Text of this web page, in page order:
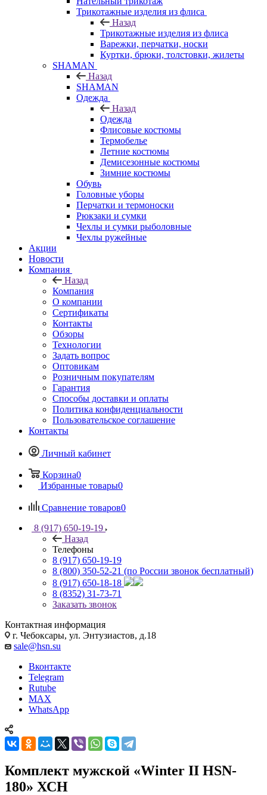
Трикотажные изделия из флиса
Назад
Трикотажные изделия из флиса
Варежки, перчатки, носки
Куртки, брюки, толстовки, жилеты
SHAMAN
Назад
SHAMAN
Одежда
Назад
Одежда
Флисовые костюмы
Термобелье
Летние костюмы
Демисезонные костюмы
Зимние костюмы
Обувь
Головные уборы
Перчатки и термоноски
Рюкзаки и сумки
Чехлы и сумки рыболовные
Чехлы ружейные
Акции
Новости
Компания
Назад
Компания
О компании
Сертификаты
Контакты
Обзоры
Технологии
Задать вопрос
Оптовикам
Розничным покупателям
Гарантия
Способы доставки и оплаты
Политика конфиденциальности
Пользовательское соглашение
Контакты
Личный кабинет
Корзина0
Избранные товары0
Сравнение товаров0
8 (917) 650-19-19
Назад
Телефоны
8 (917) 650-19-19
8 (800) 350-52-21 (по России звонок бесплатный)
8 (917) 650-18-18
8 (8352) 31-73-71
Заказать звонок
Контактная информация
г. Чебоксары, ул. Энтузиастов, д.18
sale@hsn.su
Вконтакте
Telegram
Rutube
MAX
WhatsApp
Комплект мужской «Winter II HSN-
180» ХСН